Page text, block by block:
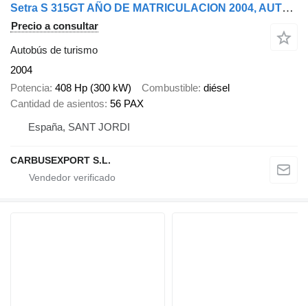
Setra S 315GT AÑO DE MATRICULACION 2004, AUTOBUS PARA PIEZAS
Precio a consultar
Autobús de turismo
2004
Potencia 408 Hp (300 kW) Combustible diésel
Cantidad de asientos 56 PAX
España, SANT JORDI
CARBUSEXPORT S.L.